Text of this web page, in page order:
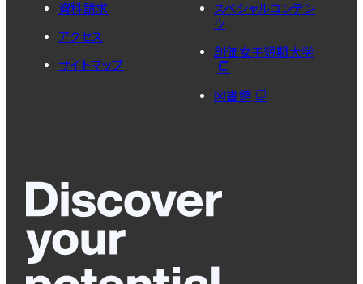
資料請求
アクセス
サイトマップ
スペシャルコンテン
ツ
創価女子短期大学
図書館